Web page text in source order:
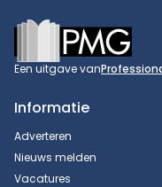
Footer
Een uitgave van
Informatie
Adverteren
Nieuws melden
Vacatures